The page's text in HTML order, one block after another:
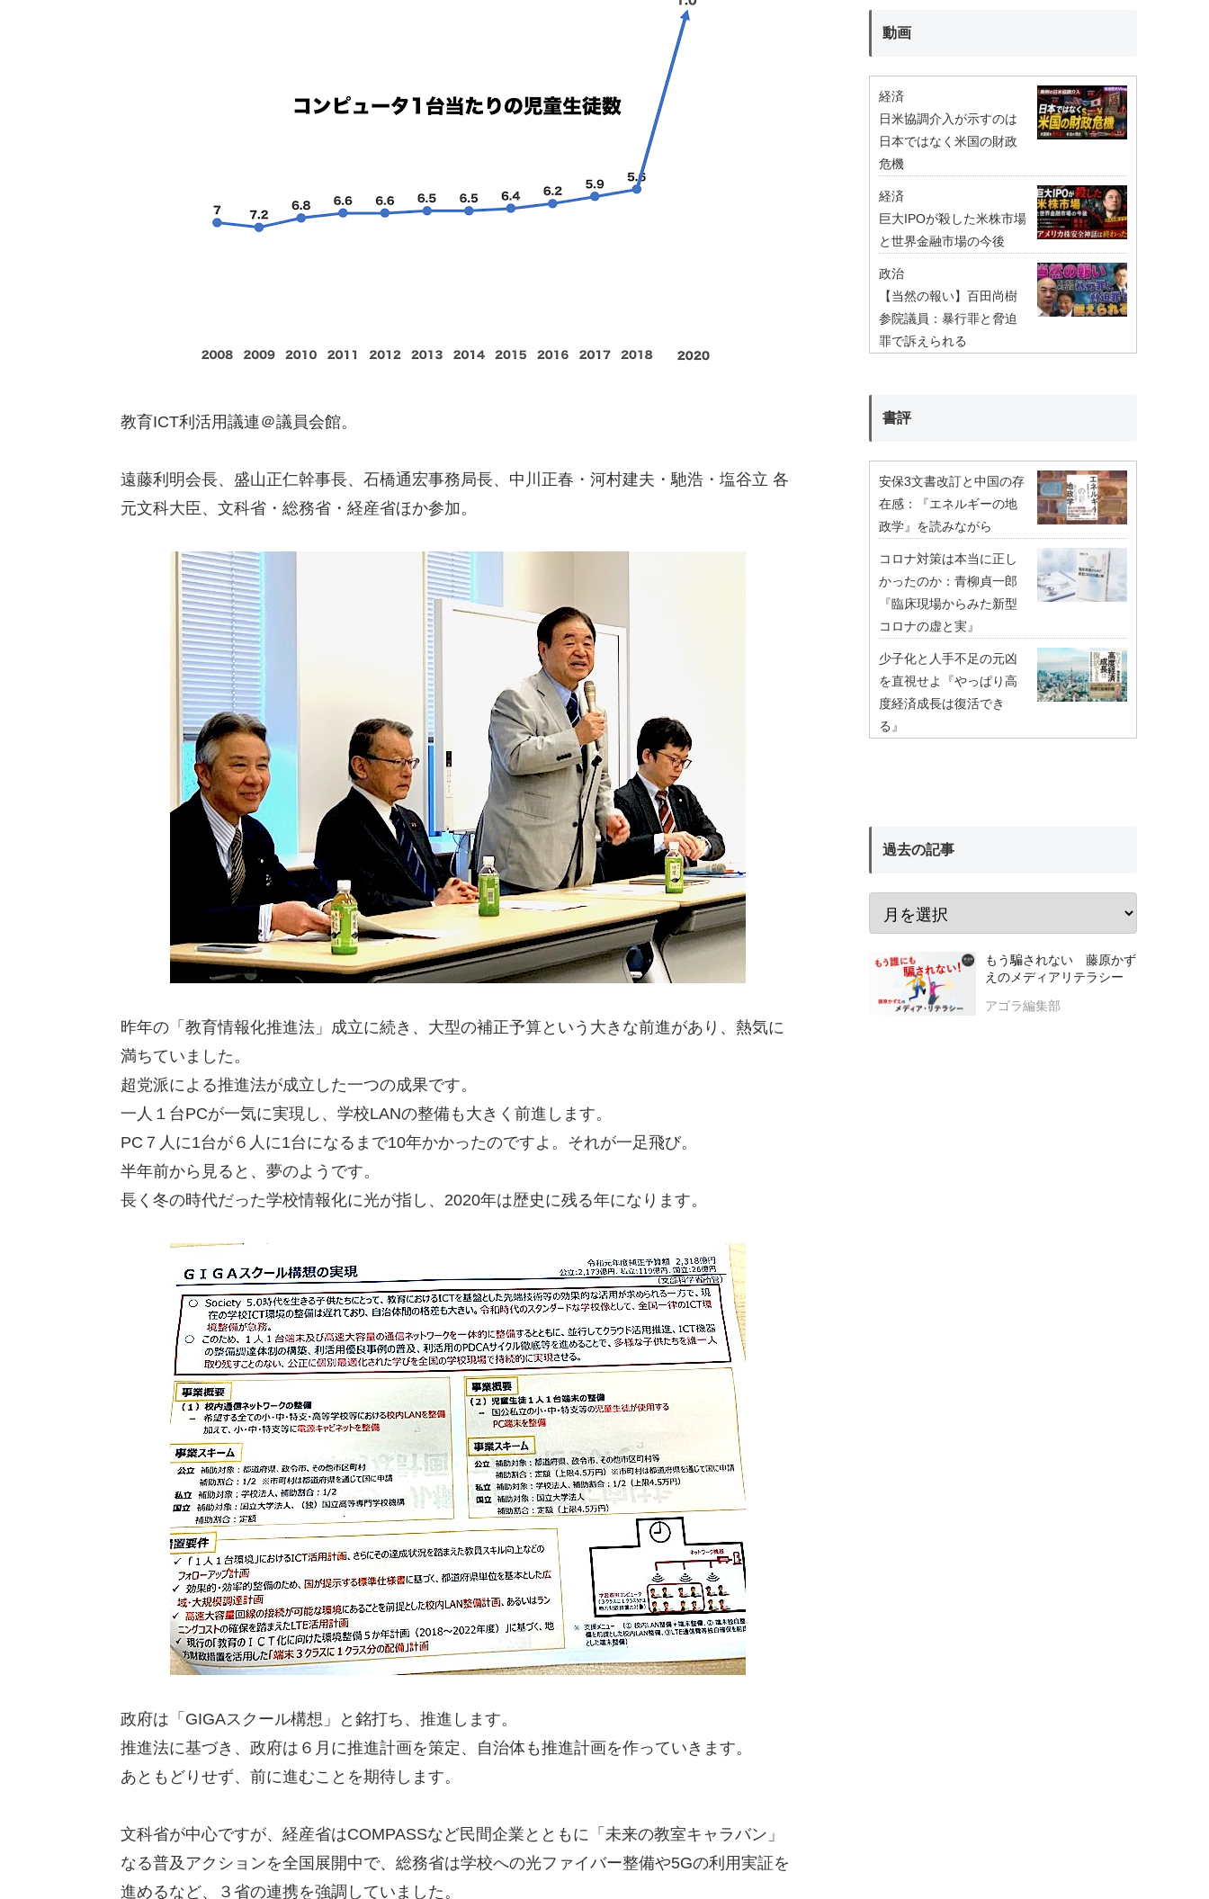
教育ICT利活用議連＠議員会館。
遠藤利明会長、盛山正仁幹事長、石橋通宏事務局長、中川正春・河村建夫・馳浩・塩谷立 各
元文科大臣、文科省・総務省・経産省ほか参加。
昨年の「教育情報化推進法」成立に続き、大型の補正予算という大きな前進があり、熱気に
満ちていました。
超党派による推進法が成立した一つの成果です。
一人１台PCが一気に実現し、学校LANの整備も大きく前進します。
PC７人に1台が６人に1台になるまで10年かかったのですよ。それが一足飛び。
半年前から見ると、夢のようです。
長く冬の時代だった学校情報化に光が指し、2020年は歴史に残る年になります。
政府は「GIGAスクール構想」と銘打ち、推進します。
推進法に基づき、政府は６月に推進計画を策定、自治体も推進計画を作っていきます。
あともどりせず、前に進むことを期待します。
文科省が中心ですが、経産省はCOMPASSなど民間企業とともに「未来の教室キャラバン」
なる普及アクションを全国展開中で、総務省は学校への光ファイバー整備や5Gの利用実証を
進めるなど、３省の連携を強調していました。
動画
経済
日米協調介入が示すのは
日本ではなく米国の財政
危機
経済
巨大IPOが殺した米株市場
と世界金融市場の今後
政治
【当然の報い】百田尚樹
参院議員：暴行罪と脅迫
罪で訴えられる
書評
安保3文書改訂と中国の存
在感：『エネルギーの地
政学』を読みながら
コロナ対策は本当に正し
かったのか：青柳貞一郎
『臨床現場からみた新型
コロナの虚と実』
少子化と人手不足の元凶
を直視せよ『やっぱり高
度経済成長は復活でき
る』
過去の記事
もう騙されない 藤原かず
えのメディアリテラシー
アゴラ編集部